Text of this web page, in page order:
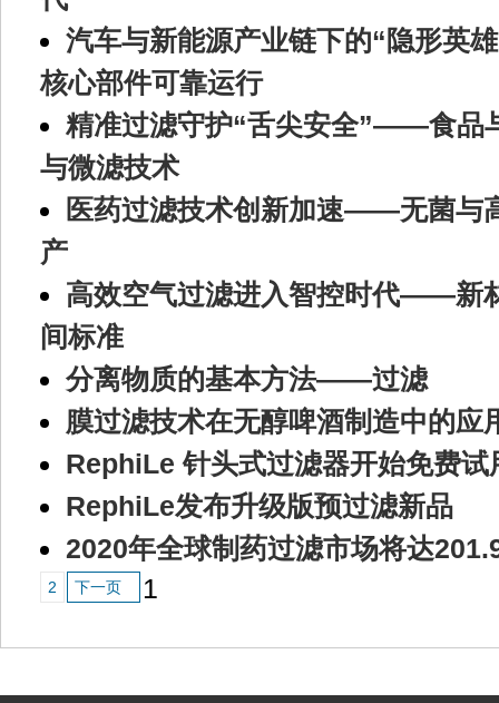
汽车与新能源产业链下的“隐形英
核心部件可靠运行
精准过滤守护“舌尖安全”——食品
与微滤技术
医药过滤技术创新加速——无菌与
产
高效空气过滤进入智控时代——新
间标准
分离物质的基本方法——过滤
膜过滤技术在无醇啤酒制造中的应
RephiLe 针头式过滤器开始免费试
RephiLe发布升级版预过滤新品
2020年全球制药过滤市场将达
1
2 下一页